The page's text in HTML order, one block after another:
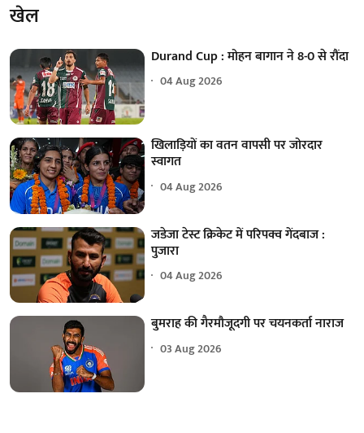
खेल
Durand Cup : मोहन बागान ने 8-0 से रौंदा
04 Aug 2026
खिलाड़ियों का वतन वापसी पर जोरदार
स्वागत
04 Aug 2026
जडेजा टेस्ट क्रिकेट में परिपक्व गेंदबाज :
पुजारा
04 Aug 2026
बुमराह की गैरमौजूदगी पर चयनकर्ता नाराज
03 Aug 2026